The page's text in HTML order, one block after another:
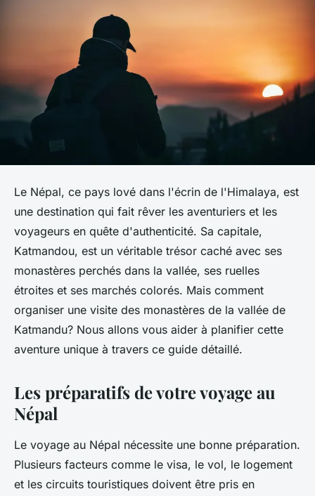
Le Népal, ce pays lové dans l'écrin de l'Himalaya, est
une destination qui fait rêver les aventuriers et les
voyageurs en quête d'authenticité. Sa capitale,
Katmandou, est un véritable trésor caché avec ses
monastères perchés dans la vallée, ses ruelles
étroites et ses marchés colorés. Mais comment
organiser une visite des monastères de la vallée de
Katmandu? Nous allons vous aider à planifier cette
aventure unique à travers ce guide détaillé.
Les préparatifs de votre voyage au
Népal
Le voyage au Népal nécessite une bonne préparation.
Plusieurs facteurs comme le visa, le vol, le logement
et les circuits touristiques doivent être pris en